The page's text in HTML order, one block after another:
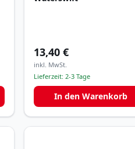
13,40 €
inkl. MwSt.
Lieferzeit:2-3 Tage
In den Warenkorb